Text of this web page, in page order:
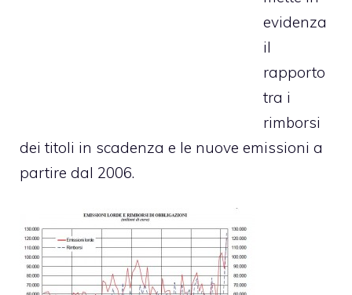
evidenza
il
rapporto
tra i
rimborsi
dei titoli in scadenza e le nuove emissioni a
partire dal 2006.